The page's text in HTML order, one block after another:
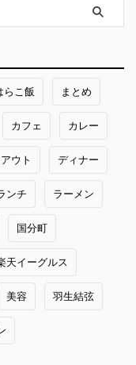
らこ飯 まとめ
カフェ カレー
ウト ディナー
ンチ ラーメン
国分町
天イーグルス
美容 羽生結弦